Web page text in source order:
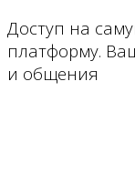
Доступ на
платформу.
и общения